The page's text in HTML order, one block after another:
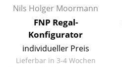
... alle Tische
Aufbewahren
Regale & Schränke
Nils Holger Moormann
FNP Regal-
Konfigurator
individueller Preis
Lieferbar in 3-4 Wochen